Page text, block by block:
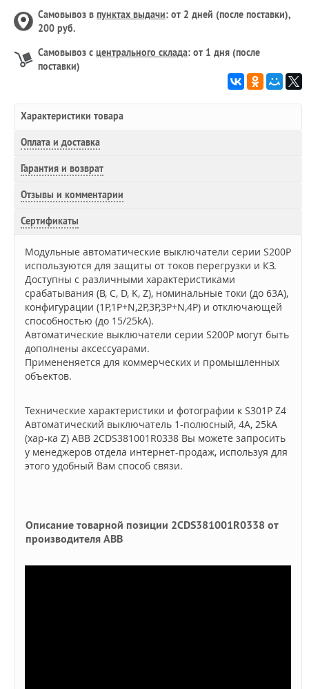
Самовывоз в пунктах выдачи: от 2 дней (после поставки),
200 руб.
Самовывоз с центрального склада: от 1 дня (после
поставки)
Характеристики товара
Оплата и доставка
Гарантия и возврат
Отзывы и комментарии
Сертификаты
Модульные автоматические выключатели серии S200P
используются для защиты от токов перегрузки и КЗ.
Доступны с различными характеристиками
срабатывания (B, C, D, K, Z), номинальные токи (до 63А),
конфигурации (1P,1P+N,2P,3P,3P+N,4P) и отключающей
способностью (до 15/25kA).
Автоматические выключатели серии S200P могут быть
дополнены аксессуарами.
Примененяется для коммерческих и промышленных
объектов.
Технические характеристики и фотографии к S301P Z4
Автоматический выключатель 1-полюсный, 4А, 25kA
(хар-ка Z) ABB 2CDS381001R0338 Вы можете запросить
у менеджеров отдела интернет-продаж, используя для
этого удобный Вам способ связи.
Описание товарной позиции 2CDS381001R0338 от
производителя ABB